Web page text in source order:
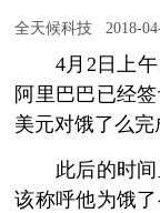
全天候科技 2018-
4月2日上午
阿里巴巴已经
美元对饿了么完
此后的时间
该称呼他为饿